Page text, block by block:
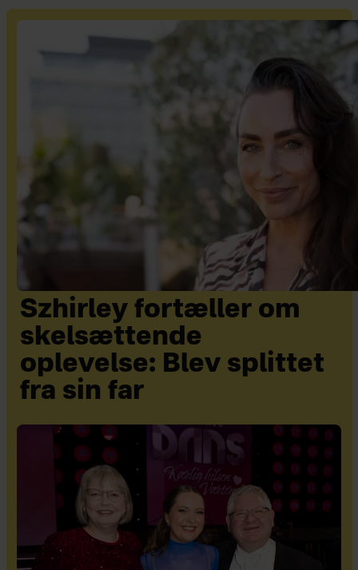
Szhirley fortæller om
skelsættende
oplevelse: Blev splittet
fra sin far